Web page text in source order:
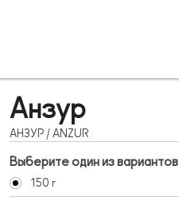
Анзур
АНЗУР / ANZUR
Выберите один из вариантов
150 г